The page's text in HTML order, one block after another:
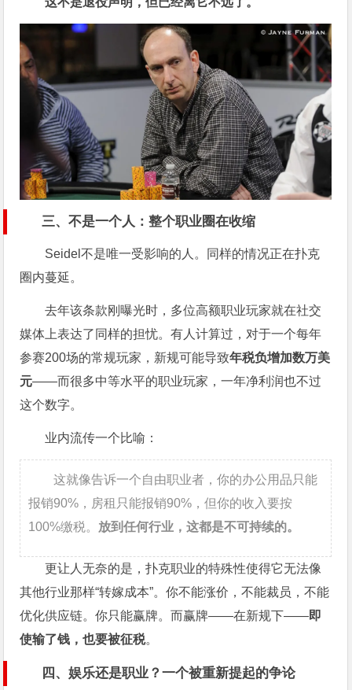
三、不是一个人：整个职业圈在收缩
Seidel不是唯一受影响的人。同样的情况正在扑克
圈内蔓延。
去年该条款刚曝光时，多位高额职业玩家就在社交
媒体上表达了同样的担忧。有人计算过，对于一个每年
参赛200场的常规玩家，新规可能导致年税负增加数万美
元——而很多中等水平的职业玩家，一年净利润也不过
这个数字。
业内流传一个比喻：
这就像告诉一个自由职业者，你的办公用品只能
报销90%，房租只能报销90%，但你的收入要按
100%缴税。 放到任何行业，这都是不可持续的。
更让人无奈的是，扑克职业的特殊性使得它无法像
其他行业那样“转嫁成本”。你不能涨价，不能裁员，不能
优化供应链。你只能赢牌。而赢牌——在新规下——即
使输了钱，也要被征税。
四、娱乐还是职业？一个被重新提起的争论